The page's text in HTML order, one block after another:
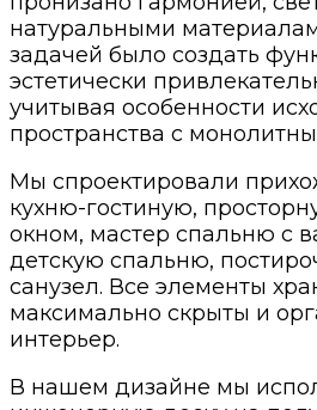
натуральными
задачей было создать
эстетически
учитывая особенности
пространства с
Мы спроектировали
кухню-гостиную,
окном, мастер спальню с
детскую спальню,
санузел. Все элементы
максимально скрыты и
интерьер.
В нашем дизайне мы